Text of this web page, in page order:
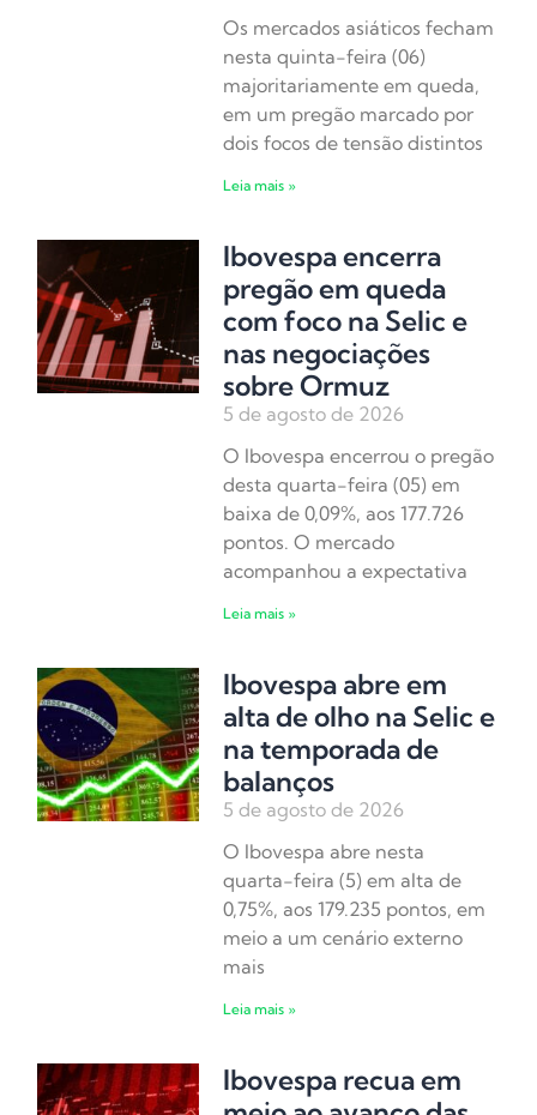
Os mercados asiáticos fecham
nesta quinta-feira (06)
majoritariamente em queda,
em um pregão marcado por
dois focos de tensão distintos
Leia mais »
Ibovespa encerra
pregão em queda
com foco na Selic e
nas negociações
sobre Ormuz
5 de agosto de 2026
O Ibovespa encerrou o pregão
desta quarta-feira (05) em
baixa de 0,09%, aos 177.726
pontos. O mercado
acompanhou a expectativa
Leia mais »
Ibovespa abre em
alta de olho na Selic e
na temporada de
balanços
5 de agosto de 2026
O Ibovespa abre nesta
quarta-feira (5) em alta de
0,75%, aos 179.235 pontos, em
meio a um cenário externo
mais
Leia mais »
Ibovespa recua em